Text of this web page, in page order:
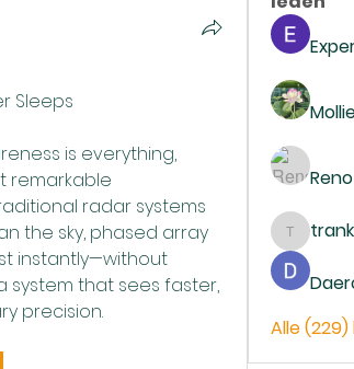
Sleeps
is everything,
remarkable
radar systems
the sky, phased array
instantly—without
system that sees faster,
precision.
Alle